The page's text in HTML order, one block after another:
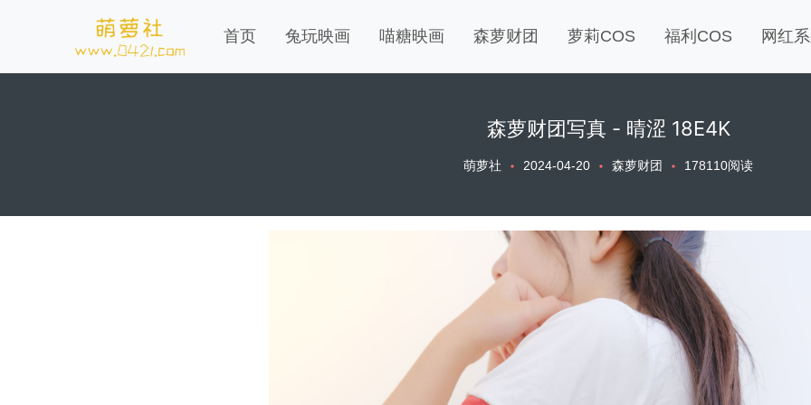
首页 兔玩映画 喵糖映画 森萝财团 萝莉COS 福利COS 网红
森萝财团写真 - 晴涩 18E4K
萌萝社 2024-04-20 森萝财团 178110阅读